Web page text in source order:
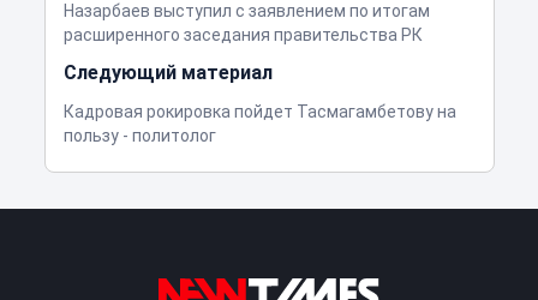
Назарбаев выступил с заявлением по итогам
расширенного заседания правительства РК
Следующий материал
Кадровая рокировка пойдет Тасмагамбетову на
пользу - политолог